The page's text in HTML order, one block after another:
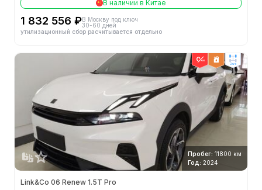
В наличии в Китае
1 832 556 ₽В Москву под ключ
30-60 дней
утилизационный сбор расчитывается отдельно
2wd
Пробег: 11800 км
Год: 2024
Link&Co 06 Renew 1.5T Pro